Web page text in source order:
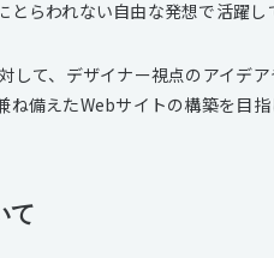
とらわれない自由な発想で活躍し
して、デザイナー視点のアイデア
備えたWebサイトの構築を目指
て